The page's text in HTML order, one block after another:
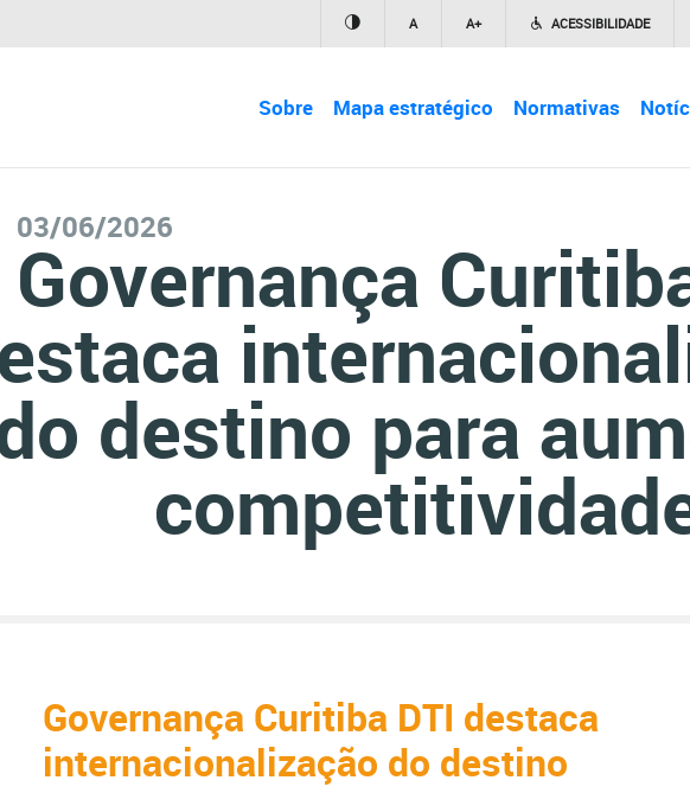
A A+ ACESSIBILIDADE
Sobre Mapa estratégico Normativas
03/06/2026
Governança
destino para
Governança Curitiba DTI destaca
internacionalização do destino